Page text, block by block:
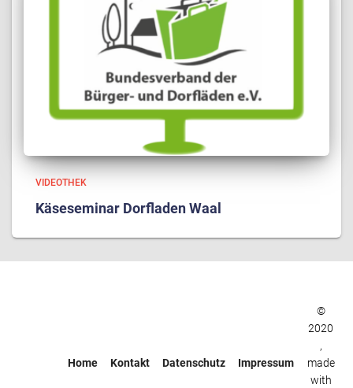
VIDEOTHEK
Käseseminar Dorfladen Waal
Home Kontakt Datenschutz Impressum
©
2020
,
made
with